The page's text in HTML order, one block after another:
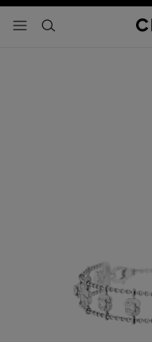
- navegación principal
buscar